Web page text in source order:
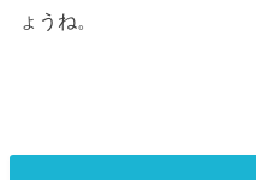
ょうね。